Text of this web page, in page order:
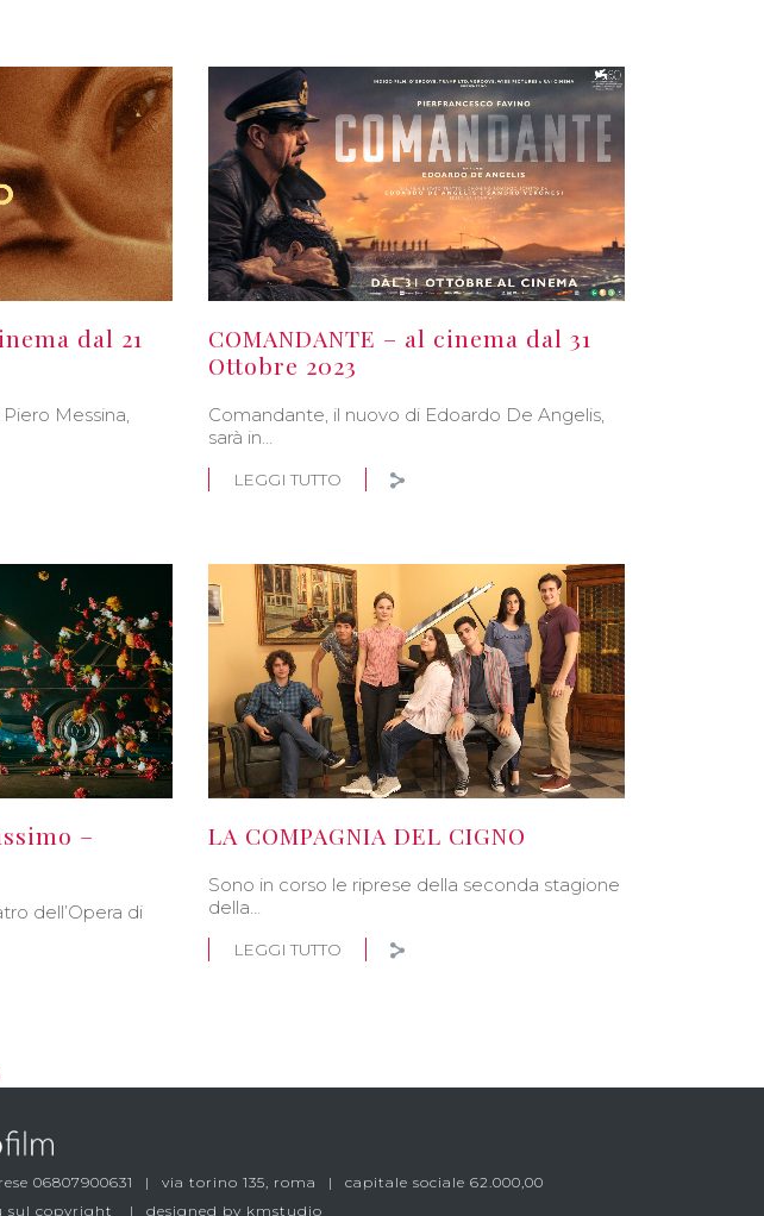
dal 21
Messina,
COMANDANTE – al cinema dal 31
Ottobre 2023
Comandante, il nuovo di Edoardo De Angelis,
sarà in…
LEGGI TUTTO
–
dell’Opera di
LA COMPAGNIA DEL CIGNO
Sono in corso le riprese della seconda stagione
della…
LEGGI TUTTO
06807900631 via torino 135, roma
capitale sociale 62.000,00
sul copyright designed by kmstudio